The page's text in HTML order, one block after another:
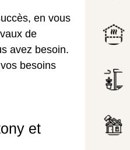
en vous
de
avez besoin.
besoins
et